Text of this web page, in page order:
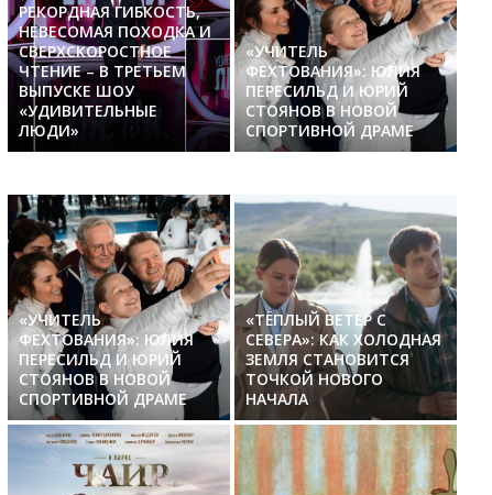
РЕКОРДНАЯ ГИБКОСТЬ,
НЕВЕСОМАЯ ПОХОДКА И
СВЕРХСКОРОСТНОЕ
ЧТЕНИЕ – В ТРЕТЬЕМ
ВЫПУСКЕ ШОУ
«УДИВИТЕЛЬНЫЕ
ЛЮДИ»
«УЧИТЕЛЬ
ФЕХТОВАНИЯ»: ЮЛИЯ
ПЕРЕСИЛЬД И ЮРИЙ
СТОЯНОВ В НОВОЙ
СПОРТИВНОЙ ДРАМЕ
«УЧИТЕЛЬ
ФЕХТОВАНИЯ»: ЮЛИЯ
ПЕРЕСИЛЬД И ЮРИЙ
СТОЯНОВ В НОВОЙ
СПОРТИВНОЙ ДРАМЕ
«ТЁПЛЫЙ ВЕТЕР С
СЕВЕРА»: КАК ХОЛОДНАЯ
ЗЕМЛЯ СТАНОВИТСЯ
ТОЧКОЙ НОВОГО
НАЧАЛА